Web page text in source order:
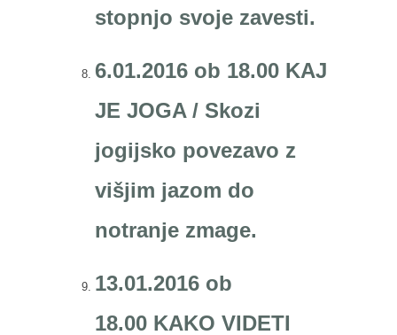
stopnjo svoje zavesti.
6.01.2016 ob 18.00 KAJ
JE JOGA / Skozi
jogijsko povezavo z
višjim jazom do
notranje zmage.
13.01.2016 ob
18.00 KAKO VIDETI